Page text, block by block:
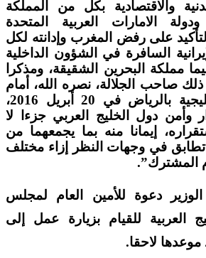
والاقتصادية بكل من المملكة
ودولة الامارات العربية المتحدة
على رفض المغرب وإدانته لكل
السافرة في الشؤون الداخلية
مملكة البحرين الشقيقة، ومذكرا
صاحب الجلالة، نصره الله، أمام
القمة المغربية الخليجية بالرياض في 20 أبريل 2016،
وأمن دول الخليج العربي جزءا لا
إيمانا منه بما يجمعهما من
في وجهات النظر إزاء مختلف
المشترك”.
دعوة للأمين العام لمجلس
العربية للقيام بزيارة عمل إلى
لاحقا.